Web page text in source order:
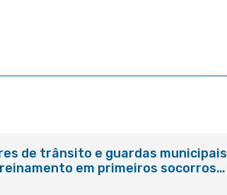
de trânsito e guardas municipais
em primeiros socorros